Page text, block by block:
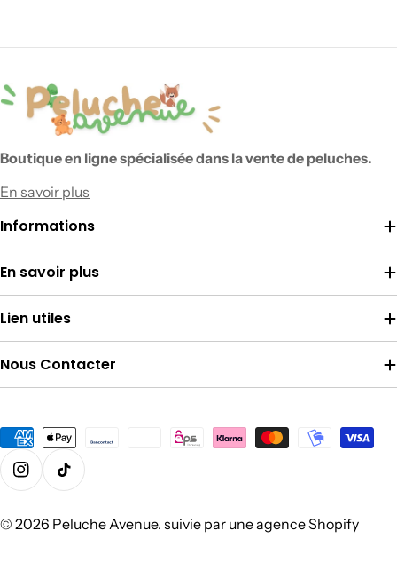
Boutique en ligne spécialisée dans la vente de peluches.
En savoir plus
Informations
En savoir plus
Lien utiles
Nous Contacter
Modes
de
paiement
Instagram
Tik Tok
© 2026 Peluche Avenue. suivie par uneagence Shopify